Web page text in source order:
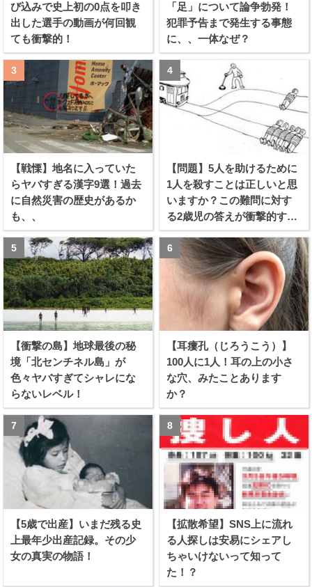
び込みで史上初の0点を叩き
出した選手の動画が何回観
ても衝撃的！
「足」について論争勃発！
犯罪予告まで発生する事態
に、、一体なぜ？
【戦慄】地名に入っていた
らヤバすぎる漢字9選！過去
に自然災害の歴史があるか
も、、
【問題】5人を助けるために
1人を殺すことは正しいと思
いますか？この難問に対す
る2歳児の答えが衝撃的すぎ
る！！
【衝撃の島】地球最後の秘
境「北センチネル島」が
色々ヤバすぎてシャレにな
らないレベル！
【耳瘻孔（じろうこう）】
100人に1人！耳の上の小さ
な穴、みたことあります
か？
【5歳で出産】いまだ残る史
上最年少出産記録。その少
女の真実の物語！
【拡散希望】SNS上に流れ
る人探しは安易にシェアし
ちゃいけないって知って
た！？